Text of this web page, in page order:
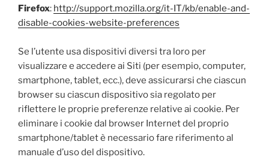
Firefox: http://support.mozilla.org/it-IT/kb/enable-and-
disable-cookies-website-preferences
Se l’utente usa dispositivi diversi tra loro per
visualizzare e accedere ai Siti (per esempio, computer,
smartphone, tablet, ecc.), deve assicurarsi che ciascun
browser su ciascun dispositivo sia regolato per
riflettere le proprie preferenze relative ai cookie. Per
eliminare i cookie dal browser Internet del proprio
smartphone/tablet è necessario fare riferimento al
manuale d’uso del dispositivo.